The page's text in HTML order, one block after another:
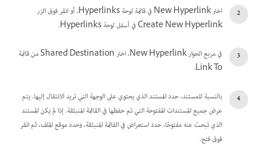
اختر New Hyperlink في قائمة لوحة Hyperlinks، أو انقر فوق الزر
Create New Hyperlink في أسفل لوحة Hyperlinks.
في مربع الحوار New Hyperlink، اختر Shared Destination من قائمة
Link To.
بالنسبة للمستند، حدد المستند الذي يحتوي على الوجهة التي تريد الانتقال إليها. يتم
عرض جميع المستندات المفتوحة التي تم حفظها في القائمة المنبثقة. إذا لم يكن المستند
الذي تبحث عنه مفتوحًا، حدد استعراض في القائمة المنبثقة، وحدد موقع الملف، ثم انقر
فوق فتح.